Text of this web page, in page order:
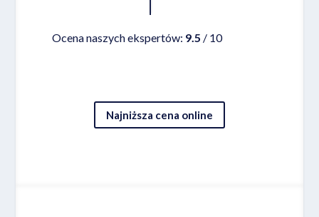
Ocena naszych ekspertów: 9.5 / 10
Najniższa cena online